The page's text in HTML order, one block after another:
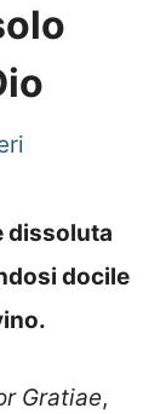
dissoluta
docile
Gratiae,